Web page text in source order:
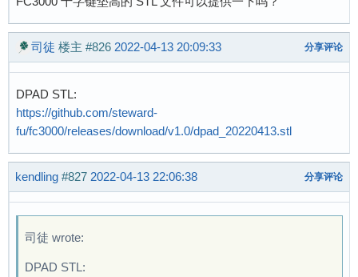
司徒 楼主 #826 2022-04-13 20:09:33 分享评论
DPAD STL:
https://github.com/steward-
fu/fc3000/releases/download/v1.0/dpad_20220413.stl
kendling #827 2022-04-13 22:06:38 分享评论
司徒 wrote:
DPAD STL: